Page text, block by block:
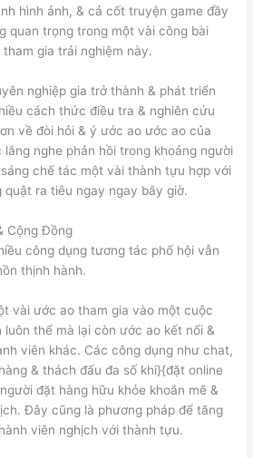
hình ảnh, & cả cốt truyện game đầy
quan trọng trong một vài công bài
gia trải nghiệm này.
nghiệp gia trở thành & phát triển
cách thức điều tra & nghiên cứu
về đòi hỏi & ý ước ao ước ao của
nghe phản hồi trong khoảng người
chế tác một vài thành tựu hợp với
quật ra tiêu ngay ngay bây giờ.
Cộng Đồng
công dụng tương tác phố hội vẫn
thịnh hành.
vài ước ao tham gia vào một cuộc
luôn thể mà lại còn ước ao kết nối &
viên khác. Các công dụng như chat,
& thách đấu đa số khi}{đặt online
đặt hàng hữu khỏe khoắn mẽ &
Đây cũng là phương pháp để tăng
viên nghịch với thành tựu.